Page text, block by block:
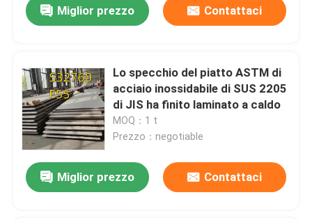
Controllo della qualità
Contattaci
Notizie
Miglior prezzo Contattaci
Lo specchio del piatto ASTM di
acciaio inossidabile di SUS 2205
di JIS ha finito laminato a caldo
MOQ：1 t
Prezzo：negotiable
Miglior prezzo Contattaci